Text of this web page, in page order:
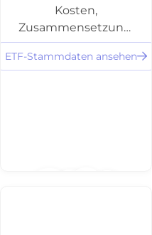
Kosten,
Zusammensetzung,
Ausschüttungen
und Volumen für in
ETF-Stammdaten ansehen